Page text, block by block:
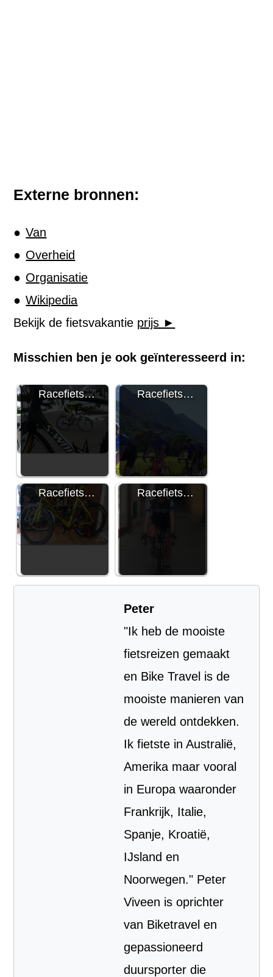
Externe bronnen:
Van
Overheid
Organisatie
Wikipedia
Bekijk de fietsvakantie prijs ►
Misschien ben je ook geïnteresseerd in:
Racefiets… Racefiets…
Racefiets… Racefiets…
Peter
"Ik heb de mooiste
fietsreizen gemaakt
en Bike Travel is de
mooiste manieren van
de wereld ontdekken.
Ik fietste in Australië,
Amerika maar vooral
in Europa waaronder
Frankrijk, Italie,
Spanje, Kroatië,
IJsland en
Noorwegen." Peter
Viveen is oprichter
van Biketravel en
gepassioneerd
duursporter die